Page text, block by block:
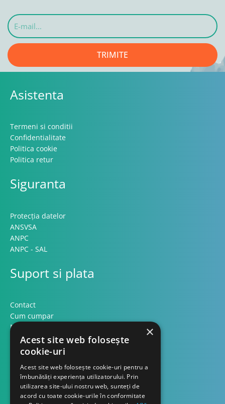
E-
mail...
TRIMITE
Asistenta
Termeni si conditii
Confidentialitate
Politica cookie
Politica retur
Siguranta
Protecția datelor
ANSVSA
ANPC
ANPC - SAL
Suport si plata
Contact
Cum cumpar
Modalitati plata
Formular retur
Contact
Despre noi
×
Acest site web folosește
cookie-uri
Acest site web folosește cookie-uri pentru a
îmbunătăți experiența utilizatorului. Prin
utilizarea site-ului nostru web, sunteți de
acord cu toate cookie-urile în conformitate